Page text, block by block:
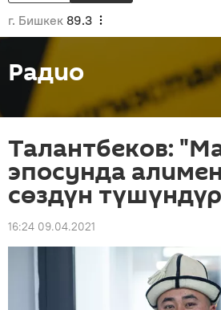
г. Бишкек 89.3
Радио
Талантбеков:
эпосунда
сөздүн
16:24 09.04.2021